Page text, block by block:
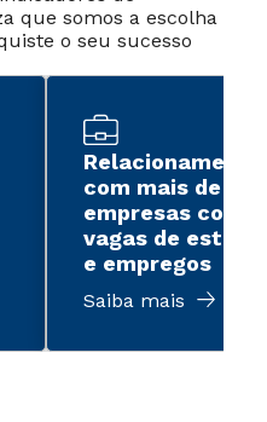
que somos a escolha
o seu sucesso
Relacionamento
com mais de 2
empresas com
vagas de estágio
e empregos
Saiba mais